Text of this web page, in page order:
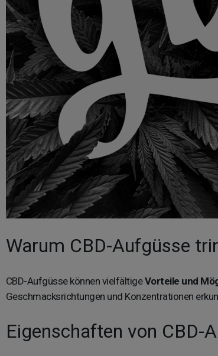
Warum CBD-Aufgüsse
CBD-Aufgüsse können vielfältigeVorteile und
Geschmacksrichtungen und Konzentrationen
Eigenschaften von CBD-